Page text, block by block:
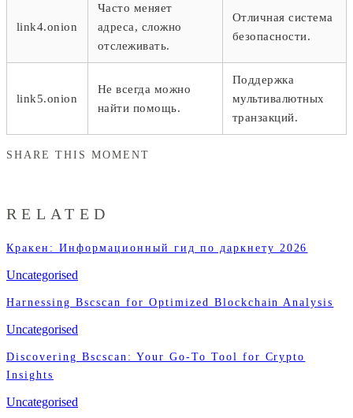
link4.onion
Часто меняет
адреса, сложно
отслеживать.
Отличная система
безопасности.
link5.onion
Не всегда можно
найти помощь.
Поддержка
мультивалютных
транзакций.
SHARE THIS MOMENT
RELATED
Кракен: Информационный гид по даркнету 2026
Uncategorised
Harnessing Bscscan for Optimized Blockchain Analysis
Uncategorised
Discovering Bscscan: Your Go-To Tool for Crypto
Insights
Uncategorised